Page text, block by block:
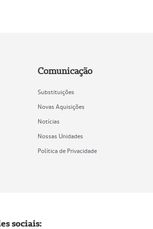
Comunicação
Substituições
Novas Aquisições
Notícias
Nossas Unidades
Política de Privacidade
sociais: